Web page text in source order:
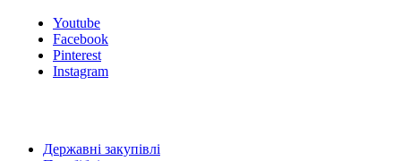
Youtube
Facebook
Pinterest
Instagram
Державні закупівлі